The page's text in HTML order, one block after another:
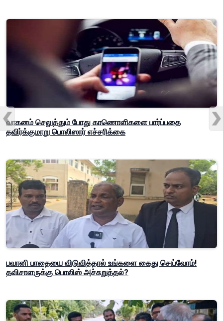
வாகனம் செலுத்தும் போது காணொளிகளை பார்ப்பதை
தவிர்க்குமாறு பொலிஸார் எச்சரிக்கை
பவானி பாதையை விடுவித்தால் உங்களை கைது செய்வோம்!
தவிசாளருக்கு பொலிஸ் அச்சுறுத்தல்?